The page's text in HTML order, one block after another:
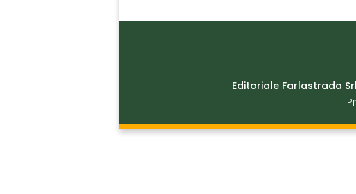
Editoriale Farlastrada Srl